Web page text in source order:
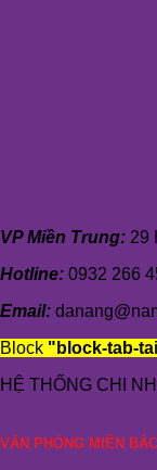
VP Miền Trung: 29
Hotline: 0932 266
Email:
Block "block-tab-
HỆ THỐNG CHI
VĂN PHÒNG MIỀN BẮC